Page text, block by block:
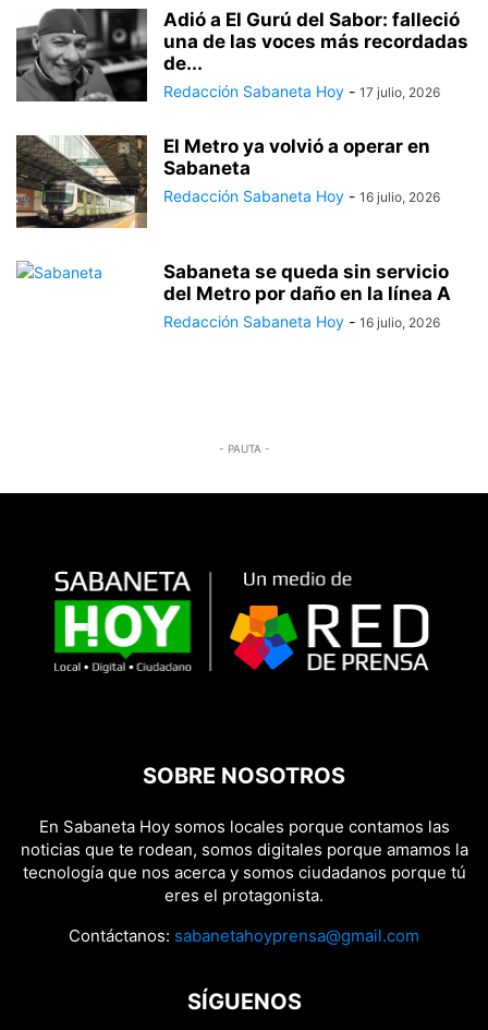
Adió a El Gurú del Sabor: falleció
una de las voces más recordadas
de...
Redacción Sabaneta Hoy - 17 julio, 2026
El Metro ya volvió a operar en
Sabaneta
Redacción Sabaneta Hoy - 16 julio, 2026
Sabaneta se queda sin servicio
del Metro por daño en la línea A
Redacción Sabaneta Hoy - 16 julio, 2026
- PAUTA -
SOBRE NOSOTROS
En Sabaneta Hoy somos locales porque contamos las
noticias que te rodean, somos digitales porque amamos la
tecnología que nos acerca y somos ciudadanos porque tú
eres el protagonista.
Contáctanos: sabanetahoyprensa@gmail.com
SÍGUENOS